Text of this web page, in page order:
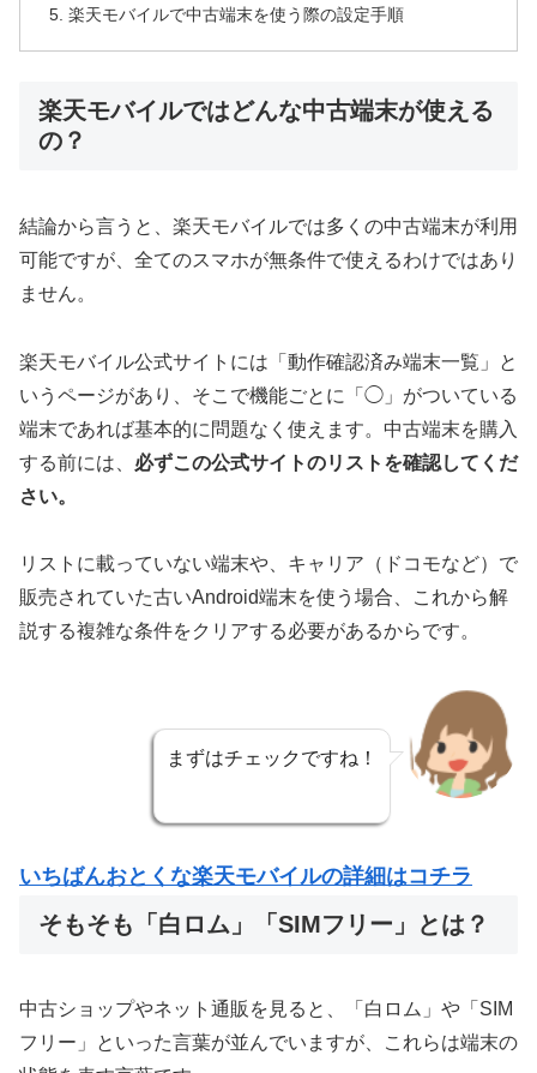
楽天モバイルで中古端末を使う際の設定手順
楽天モバイルではどんな中古端末が使える
の？
結論から言うと、楽天モバイルでは多くの中古端末が利用
可能ですが、全てのスマホが無条件で使えるわけではあり
ません。
楽天モバイル公式サイトには「動作確認済み端末一覧」と
いうページがあり、そこで機能ごとに「◯」がついている
端末であれば基本的に問題なく使えます。中古端末を購入
する前には、 必ずこの公式サイトのリストを確認してくだ
さい。
リストに載っていない端末や、キャリア（ドコモなど）で
販売されていた古いAndroid端末を使う場合、これから解
説する複雑な条件をクリアする必要があるからです。
まずはチェックですね！
いちばんおとくな楽天モバイルの詳細はコチラ
そもそも「白ロム」「SIMフリー」とは？
中古ショップやネット通販を見ると、「白ロム」や「SIM
フリー」といった言葉が並んでいますが、これらは端末の